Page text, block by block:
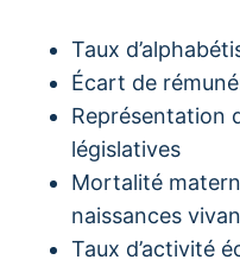
Taux
Écart de
Représentation
législatives
Mortalité
naissances
Taux d’activité